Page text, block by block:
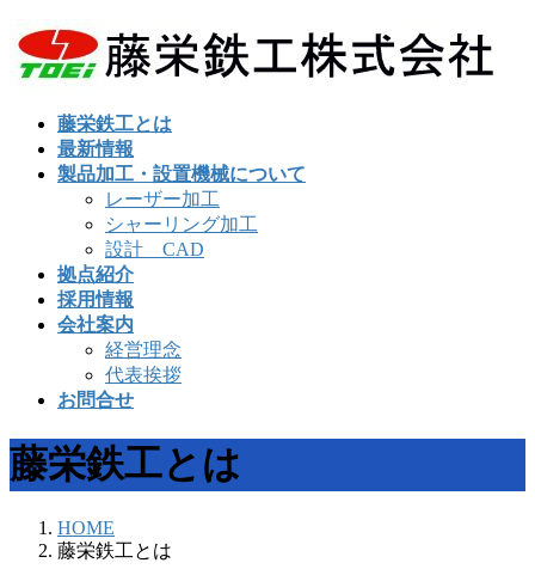
コ
ン
テ
ナ
ビ
ゲ
藤栄鉄工とは
最新情報
製品加工・設置機械について
レーザー加工
シャーリング加工
設計 CAD
拠点紹介
採用情報
会社案内
経営理念
代表挨拶
お問合せ
藤栄鉄工とは
HOME
藤栄鉄工とは